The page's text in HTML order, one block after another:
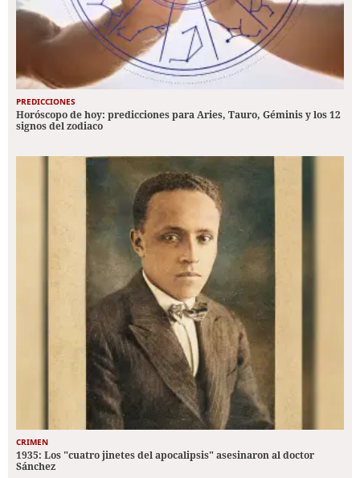
PREDICCIONES
Horóscopo de hoy: predicciones para Aries, Tauro, Géminis y los 12
signos del zodiaco
CRIMEN
1935: Los "cuatro jinetes del apocalipsis" asesinaron al doctor
Sánchez